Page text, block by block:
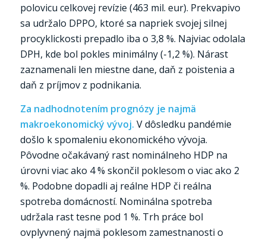
polovicu celkovej revízie (463 mil. eur). Prekvapivo
sa udržalo DPPO, ktoré sa napriek svojej silnej
procyklickosti prepadlo iba o 3,8 %. Najviac odolala
DPH, kde bol pokles minimálny (-1,2 %). Nárast
zaznamenali len miestne dane, daň z poistenia a
daň z príjmov z podnikania.
Za nadhodnotením prognózy je najmä
makroekonomický vývoj. V dôsledku pandémie
došlo k spomaleniu ekonomického vývoja.
Pôvodne očakávaný rast nominálneho HDP na
úrovni viac ako 4 % skončil poklesom o viac ako 2
%. Podobne dopadli aj reálne HDP či reálna
spotreba domácností. Nominálna spotreba
udržala rast tesne pod 1 %. Trh práce bol
ovplyvnený najmä poklesom zamestnanosti o